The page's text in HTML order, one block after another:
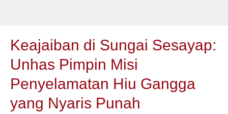
Keajaiban di Sungai Sesayap:
Unhas Pimpin Misi
Penyelamatan Hiu Gangga
yang Nyaris Punah